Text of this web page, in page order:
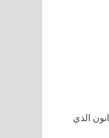
جزء من القانون الذي